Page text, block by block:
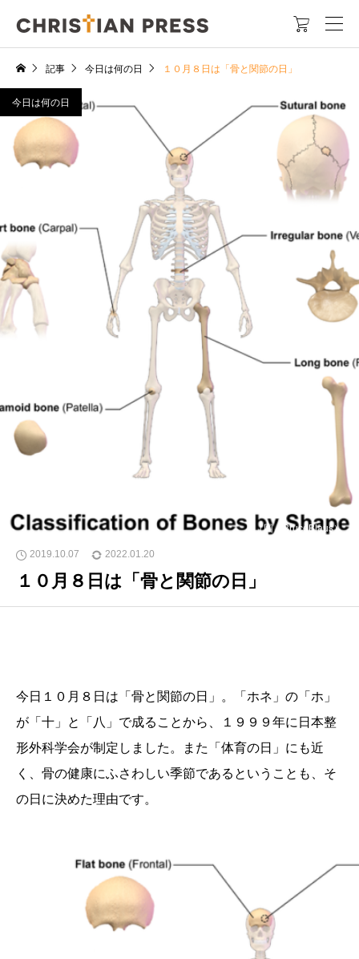

記事 今日は何の日 １０月８日は「骨と関節の日」
（図：BruceBlaus）
今日は何の日
2019.10.07 2022.01.20
１０月８日は「骨と関節の日」
今日１０月８日は「骨と関節の日」。「ホネ」の「ホ」
が「十」と「八」で成ることから、１９９９年に日本整
形外科学会が制定しました。また「体育の日」にも近
く、骨の健康にふさわしい季節であるということも、そ
の日に決めた理由です。